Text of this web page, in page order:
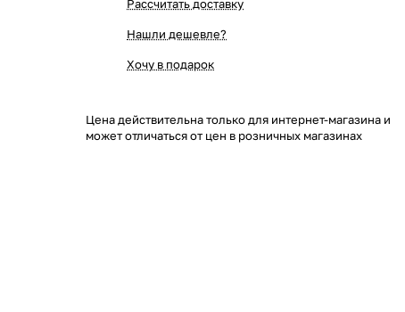
Рассчитать доставку
Нашли дешевле?
Хочу в подарок
Цена действительна только для интернет-магазина и
может отличаться от цен в розничных магазинах